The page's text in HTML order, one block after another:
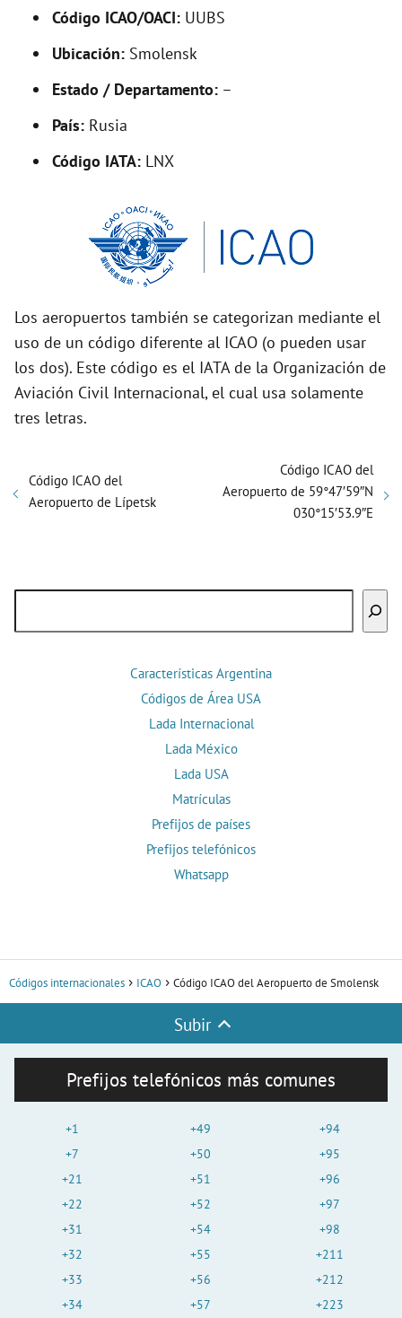
e
o
Código ICAO/OACI: UUBS
Ubicación: Smolensk
Estado / Departamento: –
País: Rusia
Código IATA: LNX
Los aeropuertos también se categorizan mediante el
uso de un código diferente al ICAO (o pueden usar
los dos). Este código es el IATA de la Organización de
Aviación Civil Internacional, el cual usa solamente
tres letras.
Código ICAO del
Aeropuerto de Lípetsk
Código ICAO del
Aeropuerto de 59°47′59″N
030°15′53.9″E
Características Argentina
Códigos de Área USA
Lada Internacional
Lada México
Lada USA
Matrículas
Prefijos de países
Prefijos telefónicos
Whatsapp
Códigos internacionales ICAO Código ICAO del Aeropuerto de Smolensk
Subir
Prefijos telefónicos más comunes
+1
+7
+21
+22
+31
+32
+33
+34
+49
+50
+51
+52
+54
+55
+56
+57
+94
+95
+96
+97
+98
+211
+212
+223